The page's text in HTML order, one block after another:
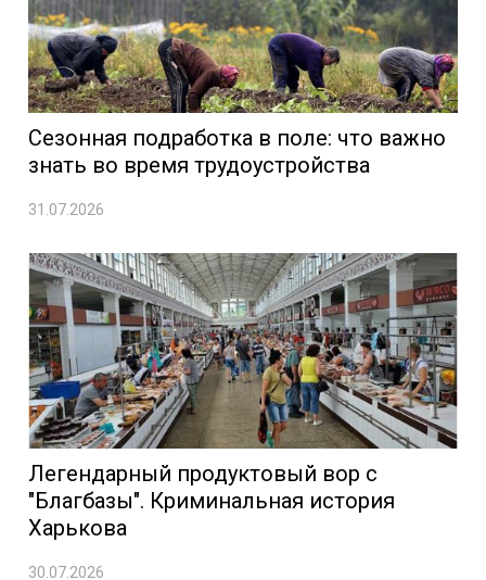
Сезонная подработка в поле: что важно
знать во время трудоустройства
31.07.2026
Легендарный продуктовый вор с
"Благбазы". Криминальная история
Харькова
30.07.2026